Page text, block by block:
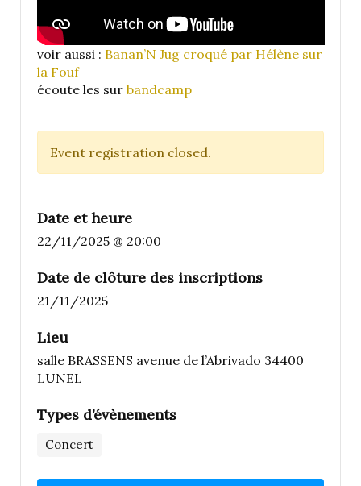
voir aussi : Banan’N Jug croqué par Hélène sur
la Fouf
écoute les sur bandcamp
Event registration closed.
Date et heure
22/11/2025 @ 20:00
Date de clôture des inscriptions
21/11/2025
Lieu
salle BRASSENS avenue de l’Abrivado 34400
LUNEL
Types d’évènements
Concert